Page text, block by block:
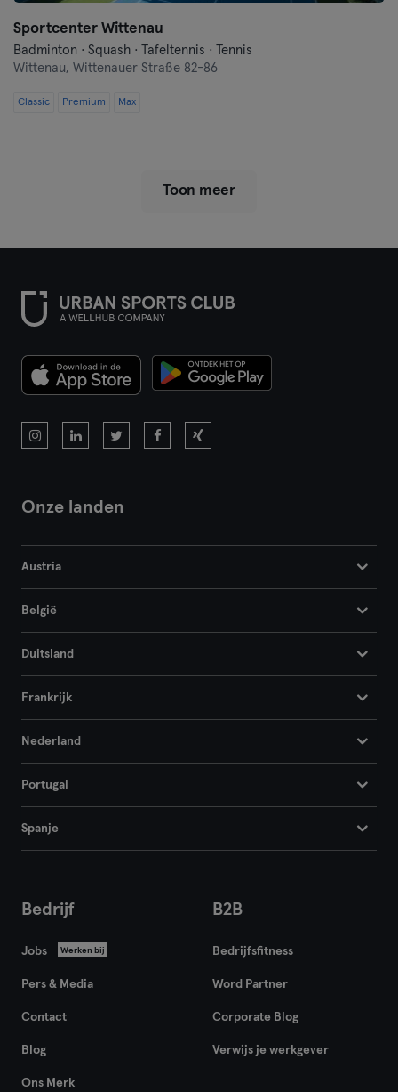
Sportcenter Wittenau
Badminton · Squash · Tafeltennis · Tennis
Wittenau, Wittenauer Straße 82-86
Classic Premium Max
Toon meer
Onze landen
Austria
België
Duitsland
Frankrijk
Nederland
Portugal
Spanje
Bedrijf
Jobs Werken bij
Pers & Media
Contact
Blog
Ons Merk
B2B
Bedrijfsfitness
Word Partner
Corporate Blog
Verwijs je werkgever